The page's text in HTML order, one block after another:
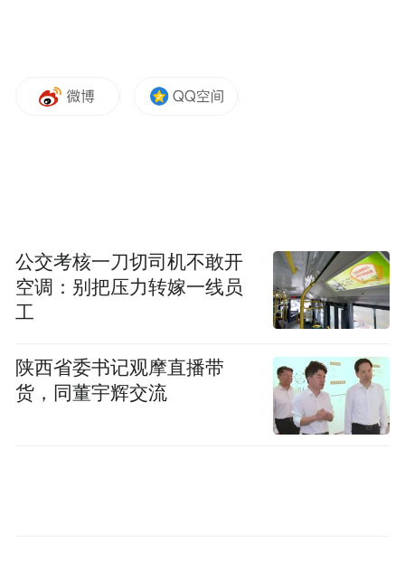
公交考核一刀切司机不敢开
空调：别把压力转嫁一线员
工
陕西省委书记观摩直播带
货，同董宇辉交流